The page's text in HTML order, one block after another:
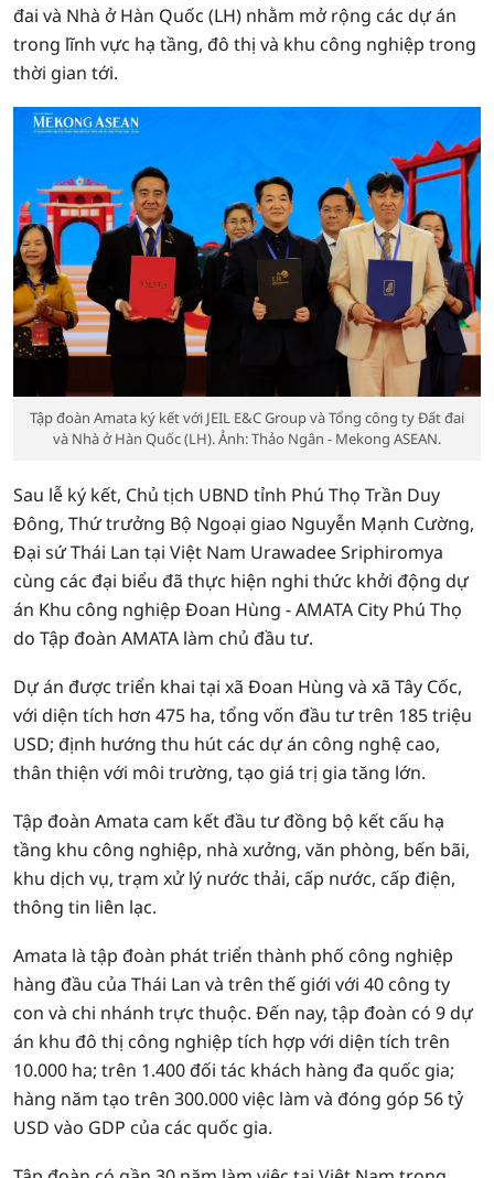
đai và Nhà ở Hàn Quốc (LH) nhằm mở rộng các dự án
trong lĩnh vực hạ tầng, đô thị và khu công nghiệp trong
thời gian tới.
Tập đoàn Amata ký kết với JEIL E&C Group và Tổng công ty Đất đai
và Nhà ở Hàn Quốc (LH). Ảnh: Thảo Ngân - Mekong ASEAN.
Sau lễ ký kết, Chủ tịch UBND tỉnh Phú Thọ Trần Duy
Đông, Thứ trưởng Bộ Ngoại giao Nguyễn Mạnh Cường,
Đại sứ Thái Lan tại Việt Nam Urawadee Sriphiromya
cùng các đại biểu đã thực hiện nghi thức khởi động dự
án Khu công nghiệp Đoan Hùng - AMATA City Phú Thọ
do Tập đoàn AMATA làm chủ đầu tư.
Dự án được triển khai tại xã Đoan Hùng và xã Tây Cốc,
với diện tích hơn 475 ha, tổng vốn đầu tư trên 185 triệu
USD; định hướng thu hút các dự án công nghệ cao,
thân thiện với môi trường, tạo giá trị gia tăng lớn.
Tập đoàn Amata cam kết đầu tư đồng bộ kết cấu hạ
tầng khu công nghiệp, nhà xưởng, văn phòng, bến bãi,
khu dịch vụ, trạm xử lý nước thải, cấp nước, cấp điện,
thông tin liên lạc.
Amata là tập đoàn phát triển thành phố công nghiệp
hàng đầu của Thái Lan và trên thế giới với 40 công ty
con và chi nhánh trực thuộc. Đến nay, tập đoàn có 9 dự
án khu đô thị công nghiệp tích hợp với diện tích trên
10.000 ha; trên 1.400 đối tác khách hàng đa quốc gia;
hàng năm tạo trên 300.000 việc làm và đóng góp 56 tỷ
USD vào GDP của các quốc gia.